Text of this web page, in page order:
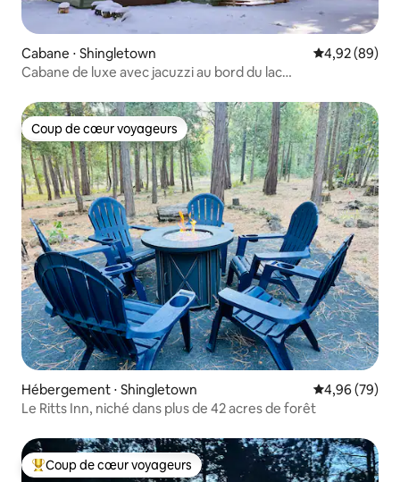
Cabane ⋅ Shingletown Évaluation
4,92 (89)
Cabane de luxe avec jacuzzi au bord du lac
Coup de cœur voyageurs
Coup de cœur voyageurs
Hébergement ⋅ Shingletown Évaluation
4,96 (79)
Le Ritts Inn, niché dans plus de 42 acres de forêt
Coups de cœur voyageurs les plus appréciés
Coup de cœur voyageurs